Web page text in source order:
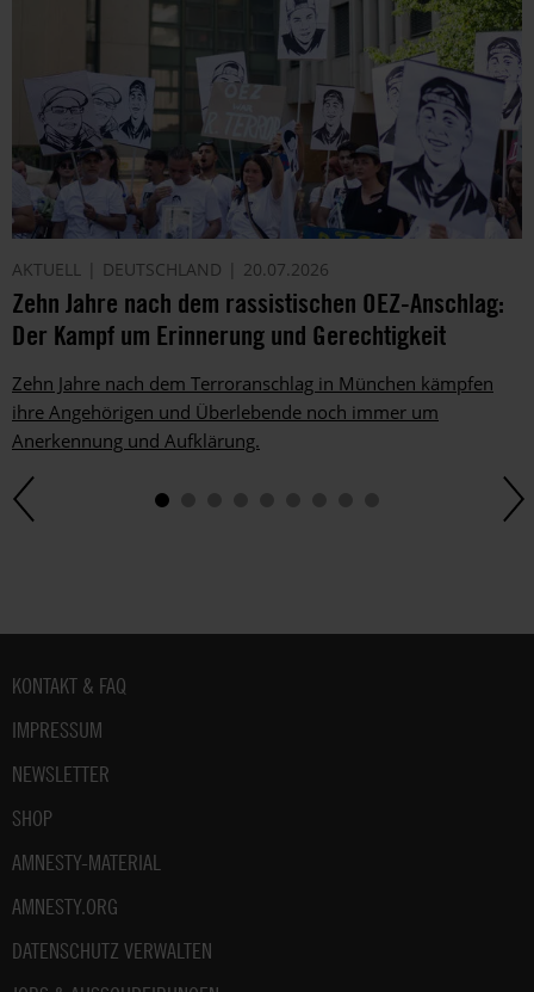
AKTUELL DEUTSCHLAND 20.07.2026
Zehn Jahre nach dem rassistischen OEZ-Anschlag:
Der Kampf um Erinnerung und Gerechtigkeit
Zehn Jahre nach dem Terroranschlag in München kämpfen
ihre Angehörigen und Überlebende noch immer um
Anerkennung und Aufklärung.
Fußbereich
KONTAKT & FAQ
IMPRESSUM
NEWSLETTER
SHOP
AMNESTY-MATERIAL
AMNESTY.ORG
DATENSCHUTZ VERWALTEN